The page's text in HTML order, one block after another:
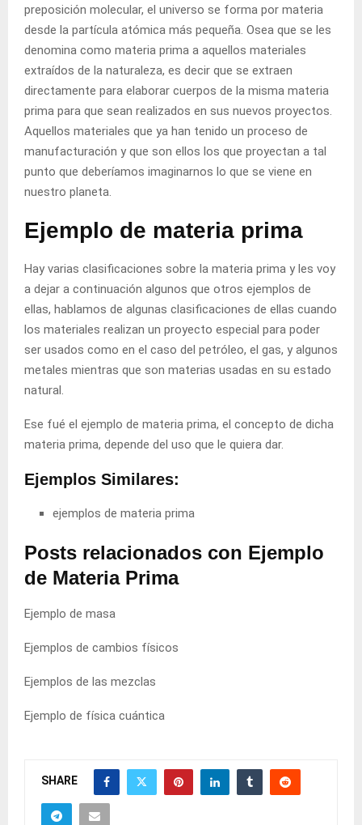
preposición molecular, el universo se forma por materia
desde la partícula atómica más pequeña. Osea que se les
denomina como materia prima a aquellos materiales
extraídos de la naturaleza, es decir que se extraen
directamente para elaborar cuerpos de la misma materia
prima para que sean realizados en sus nuevos proyectos.
Aquellos materiales que ya han tenido un proceso de
manufacturación y que son ellos los que proyectan a tal
punto que deberíamos imaginarnos lo que se viene en
nuestro planeta
Ejemplo de materia prima
Hay varias clasificaciones sobre la materia prima y les voy
a dejar a continuación algunos que otros ejemplos de
ellas, hablamos de algunas clasificaciones de ellas cuando
los materiales realizan un proyecto especial para poder
ser usados como en el caso del petróleo, el gas, y algunos
metales mientras que son materias usadas en su estado
natural
Ese fué el ejemplo de materia prima, el concepto de dicha
materia prima, depende del uso que le quiera dar.
Ejemplos Similares:
ejemplos de materia prima
Posts relacionados con Ejemplo
de Materia Prima
Ejemplo de masa
Ejemplos de cambios físicos
Ejemplos de las mezclas
Ejemplo de física cuántica
SHARE